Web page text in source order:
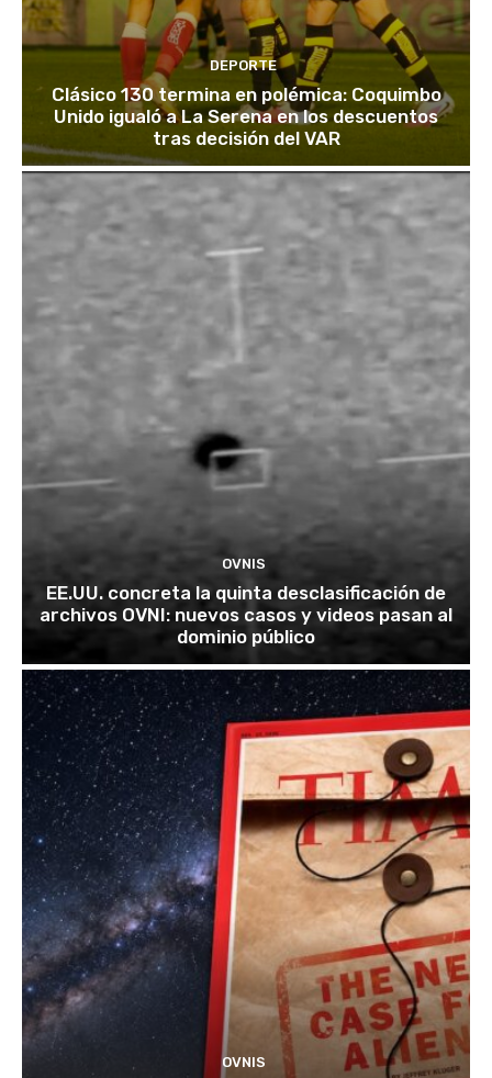
DEPORTE
Clásico 130 termina en polémica: Coquimbo
Unido igualó a La Serena en los descuentos
tras decisión del VAR
OVNIS
EE.UU. concreta la quinta desclasificación de
archivos OVNI: nuevos casos y videos pasan al
dominio público
OVNIS